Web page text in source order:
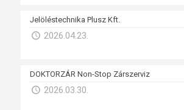
Jelöléstechnika Plusz Kft.
2026.04.23.
DOKTORZÁR Non-Stop Zárszerviz
2026.03.30.